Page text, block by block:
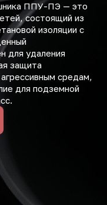
ППУ-ПЭ — это
состоящий из
изоляции с
для удаления
защита
средам,
для подземной